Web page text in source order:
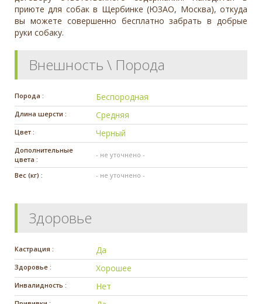
приюте для собак в Щербинке (ЮЗАО, Москва), откуда
вы можете совершенно бесплатно забрать в добрые
руки собаку.
Внешность \ Порода
Порода : Беспородная
Длина шерсти : Средняя
Цвет : Черный
Дополнительные
цвета :
- не уточнено -
Вес (кг) : - не уточнено -
Здоровье
Кастрация : Да
Здоровье : Хорошее
Инвалидность : Нет